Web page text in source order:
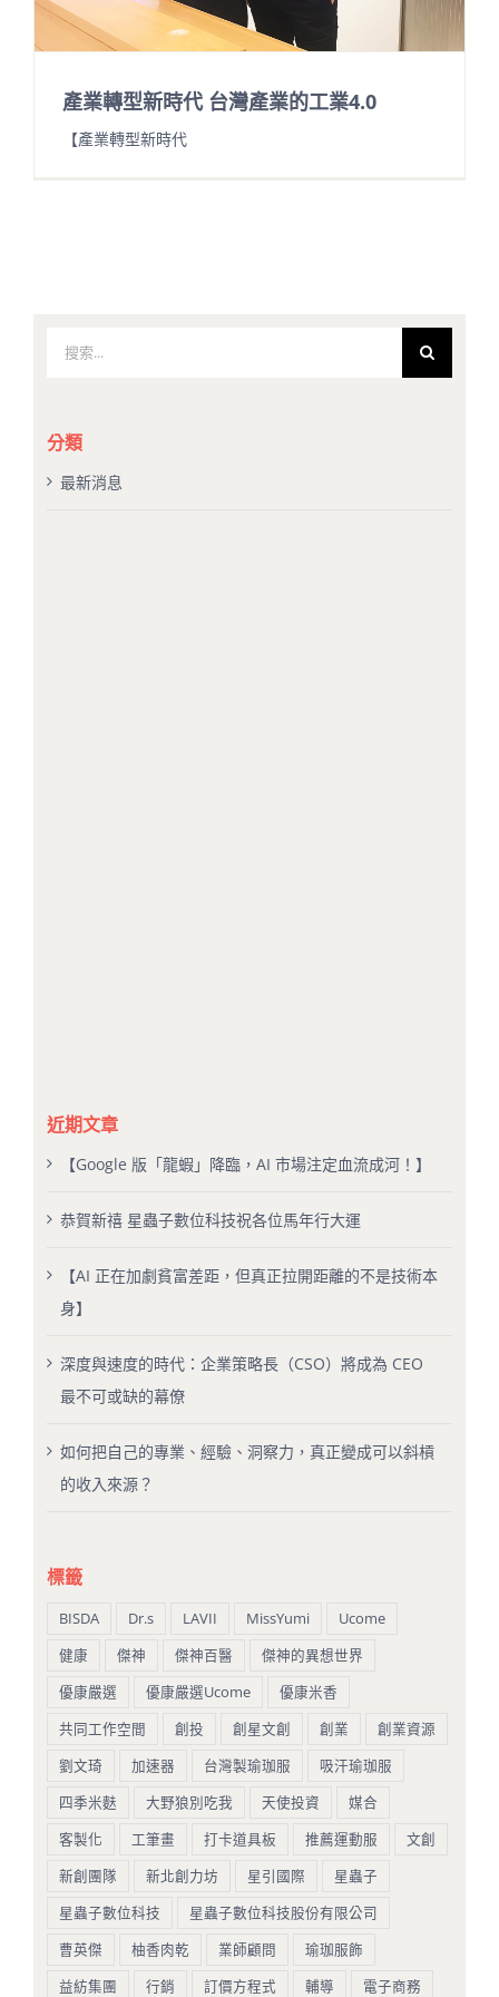
產業轉型新時代 台灣產業的工業4.0
【產業轉型新時代
果：
分類
最新消息
近期文章
【Google 版「龍蝦」降臨，AI 市場注定血流成河！】
恭賀新禧 星蟲子數位科技祝各位馬年行大運
【AI 正在加劇貧富差距，但真正拉開距離的不是技術本
身】
深度與速度的時代：企業策略長（CSO）將成為 CEO
最不可或缺的幕僚
如何把自己的專業、經驗、洞察力，真正變成可以斜槓
的收入來源？
標籤
BISDA Dr.s LAVII MissYumi
Ucome
健康
傑神 傑神百醫
傑神的異想世界
優康嚴選
優康嚴選Ucome
優康米香
共同工作空間
創投 創星文創 創業
創業資源
劉文琦
加速器 台灣製瑜珈服
吸汗瑜珈服
四季米麩
大野狼別吃我 天使投資
媒合
客製化
工筆畫 打卡道具板 推薦運動服
文創
新創團隊
新北創力坊 星引國際
星蟲子
星蟲子數位科技
星蟲子數位科技股份有限公司
曹英傑
柚香肉乾 業師顧問
瑜珈服飾
益紡集團
行銷 訂價方程式 輔導 電子商務